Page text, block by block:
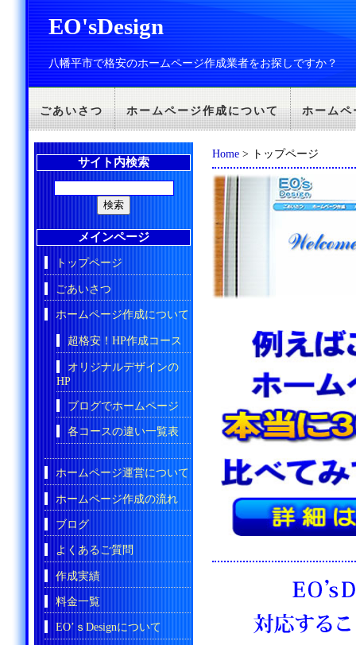
EO'sDesign
八幡平市で格安のホームページ作成業者をお探しですか？
ごあいさつ ホームページ作成について ホームペ
Home > トップページ
サイト内検索
メインページ
トップページ
ごあいさつ
ホームページ作成について
超格安！HP作成コース
オリジナルデザインの
HP
ブログでホームページ
各コースの違い一覧表
ホームページ運営について
ホームページ作成の流れ
ブログ
よくあるご質問
作成実績
料金一覧
EO’ｓDesignについて